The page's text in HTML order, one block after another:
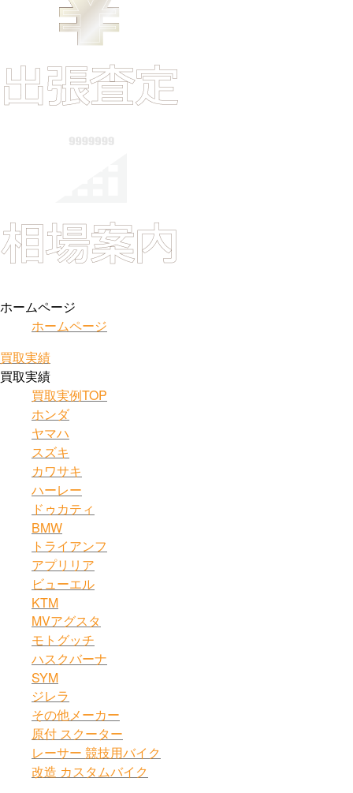
ホームページ
ホームページ
買取実績
買取実績
買取実例TOP
ホンダ
ヤマハ
スズキ
カワサキ
ハーレー
ドゥカティ
BMW
トライアンフ
アプリリア
ビューエル
KTM
MVアグスタ
モトグッチ
ハスクバーナ
SYM
ジレラ
その他メーカー
原付 スクーター
レーサー 競技用バイク
改造 カスタムバイク